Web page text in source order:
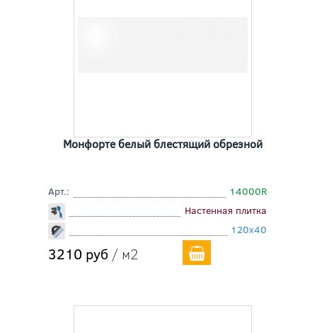
Монфорте белый блестящий обрезной
Арт.:
14000R
Настенная плитка
120x40
3210 руб / м2